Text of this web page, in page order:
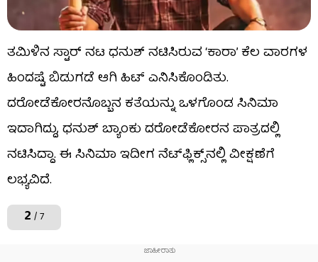
ತಮಿಳಿನ ಸ್ಟಾರ್ ನಟ ಧನುಶ್ ನಟಿಸಿರುವ ‘ಕಾರಾ’ ಕೆಲ ವಾರಗಳ
ಹಿಂದಷ್ಟೆ ಬಿಡುಗಡೆ ಆಗಿ ಹಿಟ್ ಎನಿಸಿಕೊಂಡಿತು.
ದರೋಡೆಕೋರನೊಬ್ಬನ ಕತೆಯನ್ನು ಒಳಗೊಂಡ ಸಿನಿಮಾ
ಇದಾಗಿದ್ದು, ಧನುಶ್ ಬ್ಯಾಂಕು ದರೋಡೆಕೋರನ ಪಾತ್ರದಲ್ಲಿ
ನಟಿಸಿದ್ದಾ. ಈ ಸಿನಿಮಾ ಇದೀಗ ನೆಟ್​​ಫ್ಲಿಕ್ಸ್​​ನಲ್ಲಿ ವೀಕ್ಷಣೆಗೆ
ಲಭ್ಯವಿದೆ.
2 / 7